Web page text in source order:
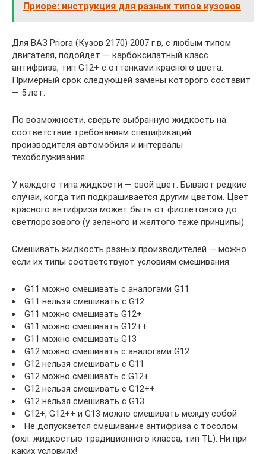
Приоре: инструкция для разных типов кузовов
Для ВАЗ Priora (Кузов 2170) 2007 г.в, с любым типом
двигателя, подойдет — карбоксилатный класс
антифриза, тип G12+ с оттенками красного цвета.
Примерный срок следующей замены которого составит
— 5 лет.
По возможности, сверьте выбранную жидкость на
соответствие требованиям спецификаций
производителя автомобиля и интервалы
техобслуживания.
У каждого типа жидкости — свой цвет. Бывают редкие
случаи, когда тип подкрашивается другим цветом. Цвет
красного антифриза может быть от фиолетового до
светлорозового (у зеленого и желтого теже принципы).
Смешивать жидкость разных производителей — можно .
если их типы соответствуют условиям смешивания.
G11 можно смешивать с аналогами G11
G11 нельзя смешивать с G12
G11 можно смешивать G12+
G11 можно смешивать G12++
G11 можно смешивать G13
G12 можно смешивать с аналогами G12
G12 нельзя смешивать с G11
G12 можно смешивать с G12+
G12 нельзя смешивать с G12++
G12 нельзя смешивать с G13
G12+, G12++ и G13 можно смешивать между собой
Не допускается смешивание антифриза с тосолом
(охл. жидкостью традиционного класса, тип TL). Ни при
каких условиях!